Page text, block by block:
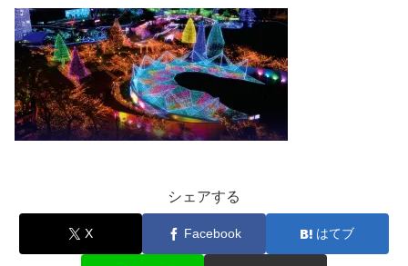
シェアする
X Facebook はてブ